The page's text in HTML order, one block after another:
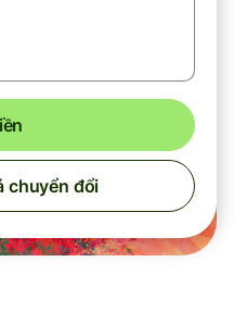
chuyển đổi